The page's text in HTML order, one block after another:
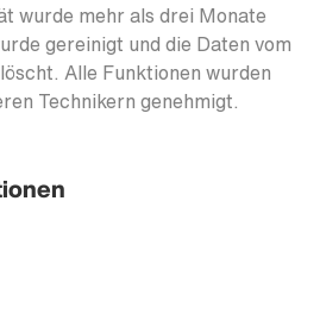
wurde mehr als drei Monate
gereinigt und die Daten vom
Alle Funktionen wurden
Technikern genehmigt.